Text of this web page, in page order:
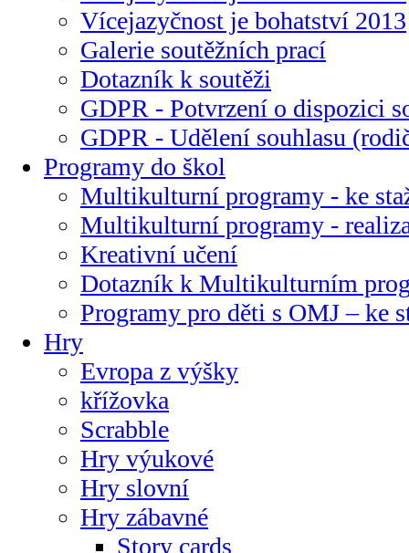
Vícejazyčnost je bohatství 2013
Galerie soutěžních prací
Dotazník k soutěži
GDPR - Potvrzení o dispozici
GDPR - Udělení souhlasu
Programy do škol
Multikulturní programy - ke
Multikulturní programy -
Kreativní učení
Dotazník k Multikulturním
Programy pro děti s OMJ – ke
Hry
Evropa z výšky
křížovka
Scrabble
Hry výukové
Hry slovní
Hry zábavné
Story cards